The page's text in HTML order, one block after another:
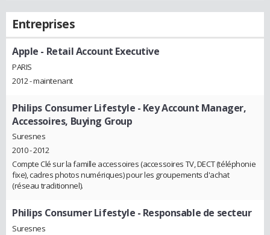
Entreprises
Apple - Retail Account Executive
PARIS
2012 - maintenant
Philips Consumer Lifestyle - Key Account Manager,
Accessoires, Buying Group
Suresnes
2010 - 2012
Compte Clé sur la famille accessoires (accessoires TV, DECT (téléphonie
fixe), cadres photos numériques) pour les groupements d'achat
(réseau traditionnel).
Philips Consumer Lifestyle - Responsable de secteur
Suresnes